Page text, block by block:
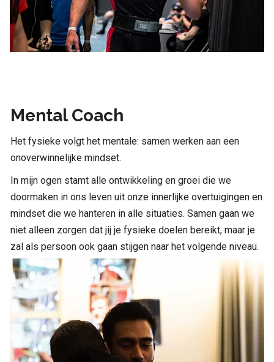
Mental Coach
Het fysieke volgt het mentale: samen werken aan een
onoverwinnelijke mindset.
In mijn ogen stamt alle ontwikkeling en groei die we
doormaken in ons leven uit onze innerlijke overtuigingen en
mindset die we hanteren in alle situaties. Samen gaan we
niet alleen zorgen dat jij je fysieke doelen bereikt, maar je
zal als persoon ook gaan stijgen naar het volgende niveau.